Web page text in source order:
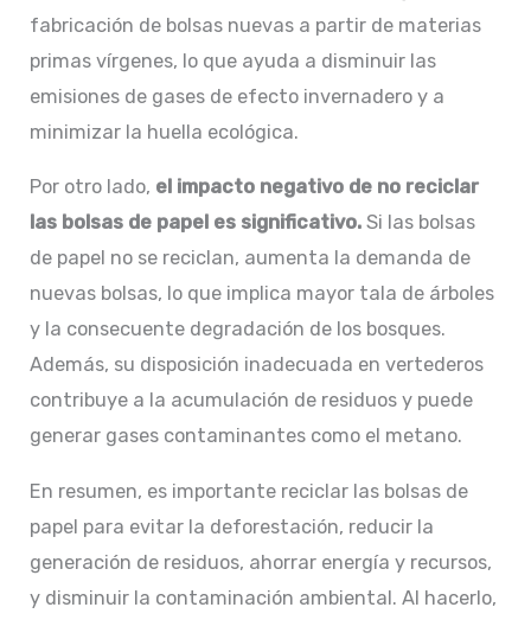
fabricación de bolsas nuevas a partir de materias
primas vírgenes, lo que ayuda a disminuir las
emisiones de gases de efecto invernadero y a
minimizar la huella ecológica.
Por otro lado, el impacto negativo de no reciclar
las bolsas de papel es significativo. Si las bolsas
de papel no se reciclan, aumenta la demanda de
nuevas bolsas, lo que implica mayor tala de árboles
y la consecuente degradación de los bosques.
Además, su disposición inadecuada en vertederos
contribuye a la acumulación de residuos y puede
generar gases contaminantes como el metano.
En resumen, es importante reciclar las bolsas de
papel para evitar la deforestación, reducir la
generación de residuos, ahorrar energía y recursos,
y disminuir la contaminación ambiental. Al hacerlo,